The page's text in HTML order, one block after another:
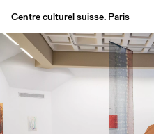
Centre culturel suisse. Paris
Agenda
Bookshop